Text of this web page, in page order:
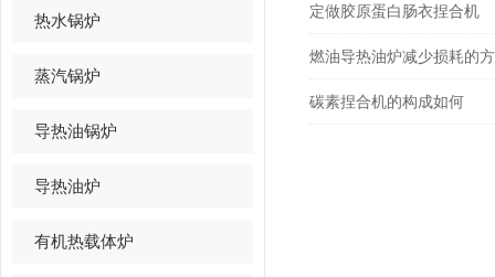
热水锅炉
蒸汽锅炉
导热油锅炉
导热油炉
有机热载体炉
定做胶原蛋白肠衣捏合机
燃油导热油炉减少损耗的
碳素捏合机的构成如何